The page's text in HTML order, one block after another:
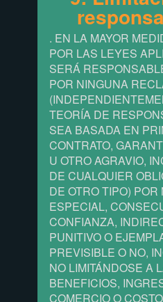
. EN LA MAYOR
POR LAS LEYES
SERÁ
POR NINGUNA
TEORÍA DE
SEA BASADA EN
CONTRATO,
U OTRO AGRAVIO,
DE CUALQUIER
DE OTRO TIPO)
ESPECIAL,
CONFIANZA,
PUNITIVO O
PREVISIBLE O NO,
NO LIMITÁNDOSE A
BENEFICIOS,
COMERCIO O